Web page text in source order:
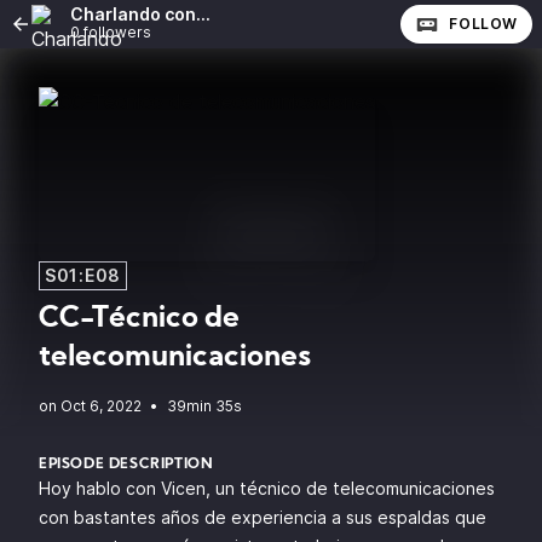
Charlando con...
0 followers FOLLOW
S01:E08
CC-Técnico de
telecomunicaciones
• 39min 35s
EPISODE DESCRIPTION
Hoy hablo con Vicen, un técnico de telecomunicaciones
con bastantes años de experiencia a sus espaldas que